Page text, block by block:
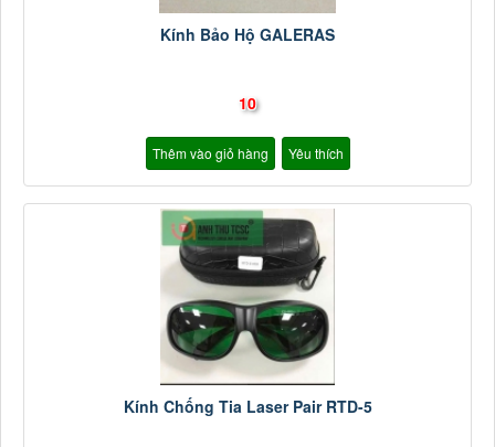
Kính Bảo Hộ GALERAS
10
Thêm vào giỏ hàng Yêu thích
Kính Chống Tia Laser Pair RTD-5